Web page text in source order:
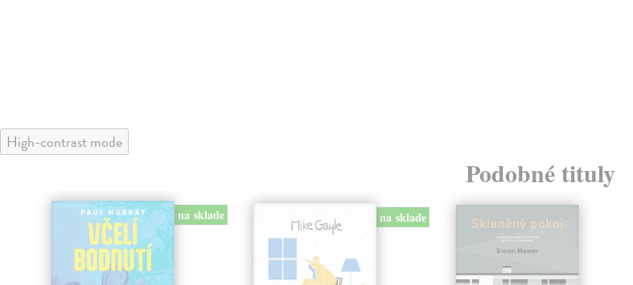
High-contrast mode
Podobné tituly
na sklade na sklade